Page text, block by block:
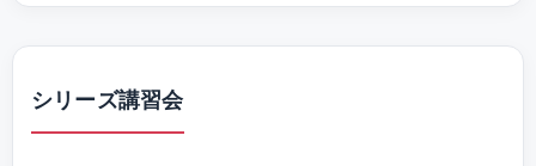
シリーズ講習会